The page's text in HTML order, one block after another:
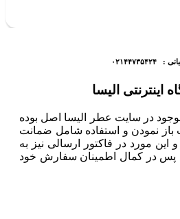
اینترنتی الیسا
در سایت عطر الیسا اصل بوده
باز نمودن و استفاده شامل ضمانت
مورد در فاکتور ارسالی نیز به
پس در کمال اطمینان سفارش خود